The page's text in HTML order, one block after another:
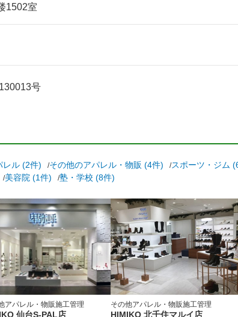
1502室
号
レル (2件) その他のアパレル・物販 (4件)
スポーツ・ジム
美容院 (1件) 塾・学校 (8件)
アパレル・物販施工管理
仙台S-PAL店
その他アパレル・物販施工管理
HIMIKO 北千住マルイ店